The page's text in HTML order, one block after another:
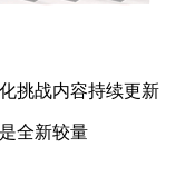
挑战内容持续更新
全新较量